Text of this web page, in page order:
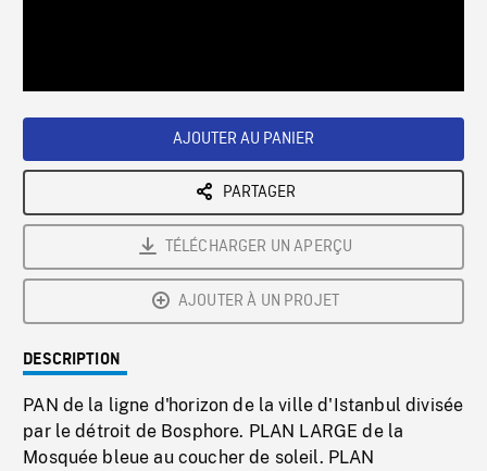
AJOUTER AU PANIER
PARTAGER
TÉLÉCHARGER UN APERÇU
AJOUTER À UN PROJET
DESCRIPTION
PAN de la ligne d'horizon de la ville d'Istanbul divisée
par le détroit de Bosphore. PLAN LARGE de la
Mosquée bleue au coucher de soleil. PLAN